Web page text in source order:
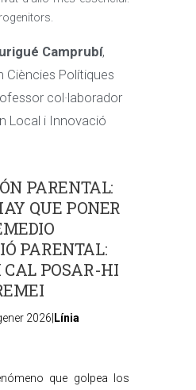
Camprubí,
Ciències Polítiques
col·laborador
Local i Innovació
PARENTAL:
QUE PONER
PARENTAL:
POSAR-HI
2026| Línia
que golpea los